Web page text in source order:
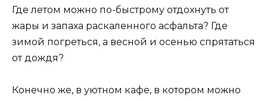
Где летом можно по-быстрому отдохнуть от
жары и запаха раскаленного асфальта? Где
зимой погреться, а весной и осенью спрятаться
от дождя?
Конечно же, в уютном кафе, в котором можно